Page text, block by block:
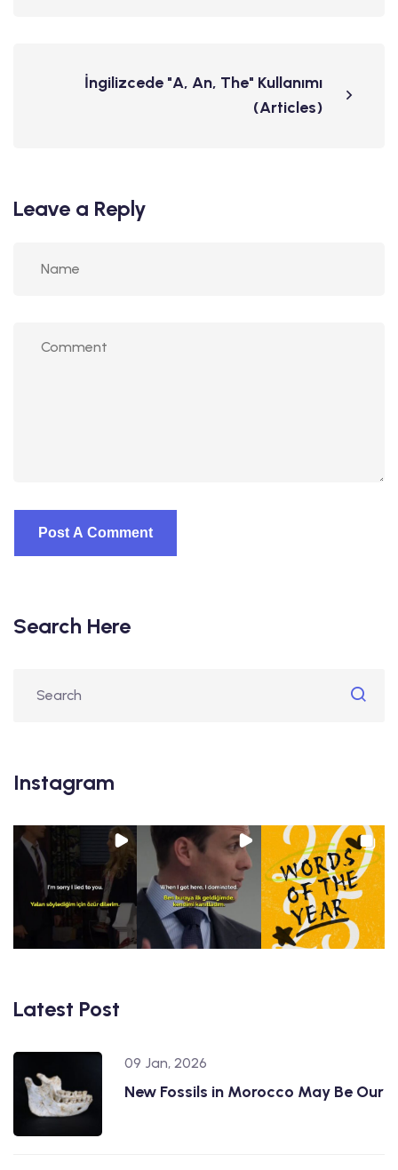
İngilizcede "A, An, The" Kullanımı
(Articles)
Leave a Reply
Search Here
Instagram
Latest Post
09 Jan, 2026
New Fossils in Morocco May Be Our